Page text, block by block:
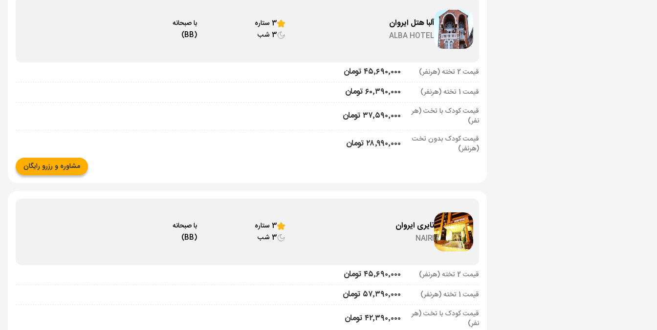
آلبا هتل ایروان
ALBA HOTEL
3 ستاره
3 شب
با صبحانه
(BB)
قیمت 2 تخته (هرنفر) ۴۵٬۶۹۰٬۰۰۰ تومان
قیمت 1 تخته (هرنفر) ۶۰٬۳۹۰٬۰۰۰ تومان
قیمت کودک با تخت (هر
نفر)
۳۷٬۵۹۰٬۰۰۰ تومان
قیمت کودک بدون تخت
(هرنفر)
۲۸٬۹۹۰٬۰۰۰ تومان
مشاوره و رزرو رایگان
نایری ایروان
NAIRI
3 ستاره
3 شب
با صبحانه
(BB)
قیمت 2 تخته (هرنفر) ۴۵٬۶۹۰٬۰۰۰ تومان
قیمت 1 تخته (هرنفر) ۵۷٬۳۹۰٬۰۰۰ تومان
قیمت کودک با تخت (هر
نفر)
۴۲٬۳۹۰٬۰۰۰ تومان